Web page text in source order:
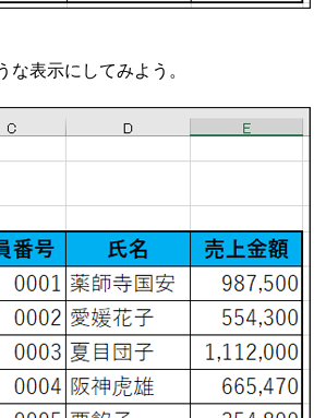
表示にしてみよう。